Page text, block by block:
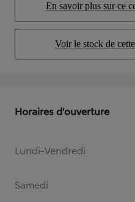
En savoir plus sur ce
Voir le stock de
Horaires d'ouverture
Lundi-Vendredi
Samedi